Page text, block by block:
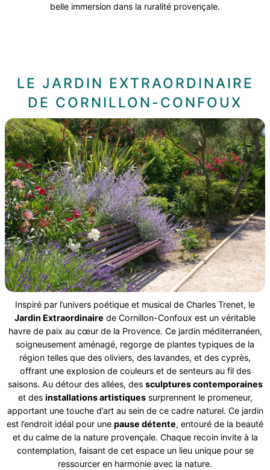
belle immersion dans la ruralité provençale.
LE JARDIN EXTRAORDINAIRE
DE CORNILLON-CONFOUX
Inspiré par l’univers poétique et musical de Charles Trenet, le
Jardin Extraordinaire de Cornillon-Confoux est un véritable
havre de paix au cœur de la Provence. Ce jardin méditerranéen,
soigneusement aménagé, regorge de plantes typiques de la
région telles que des oliviers, des lavandes, et des cyprès,
offrant une explosion de couleurs et de senteurs au fil des
saisons. Au détour des allées, des sculptures contemporaines
et des installations artistiquessurprennent le promeneur,
apportant une touche d’art au sein de ce cadre naturel. Ce jardin
est l’endroit idéal pour une pause détente, entouré de la beauté
et du calme de la nature provençale. Chaque recoin invite à la
contemplation, faisant de cet espace un lieu unique pour se
ressourcer en harmonie avec la nature.